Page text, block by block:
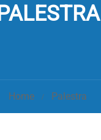
PALESTRA
Home Palestra